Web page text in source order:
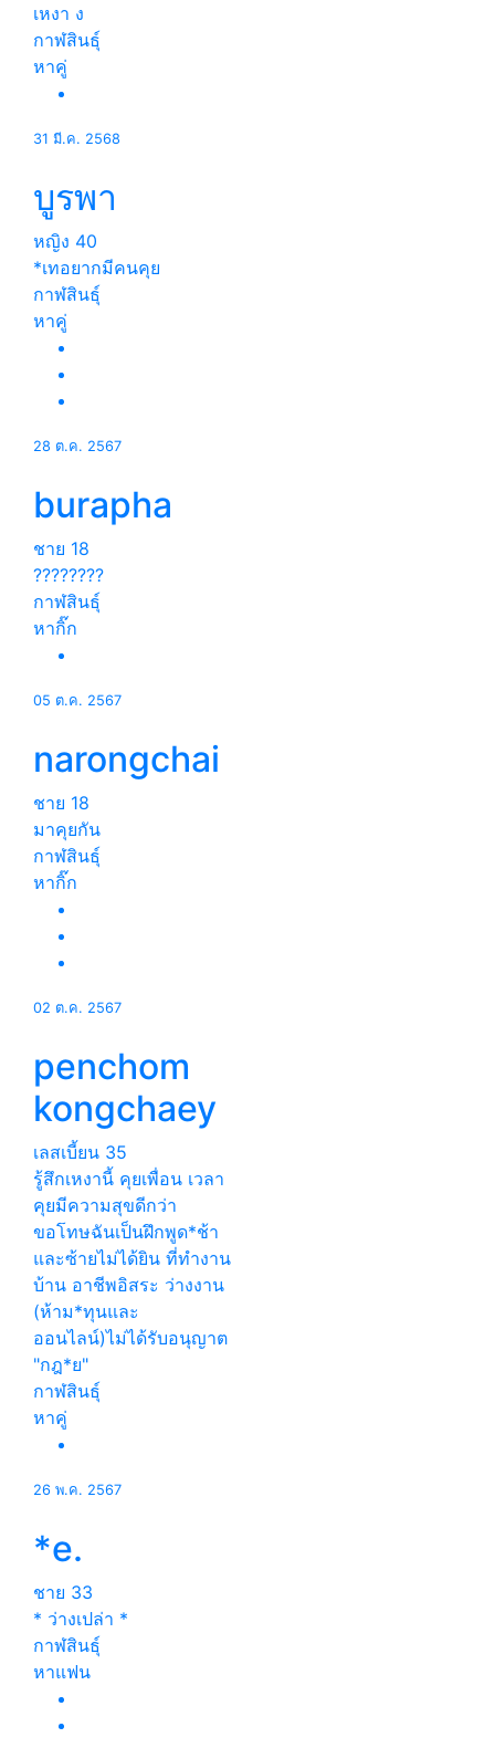
เหงา ง
กาฬสินธุ์
หาคู่
31 มี.ค. 2568
บูรพา
หญิง 40
*เทอยากมีคนคุย
กาฬสินธุ์
หาคู่
28 ต.ค. 2567
burapha
ชาย 18
????????
กาฬสินธุ์
หากิ๊ก
05 ต.ค. 2567
narongchai
ชาย 18
มาคุยกัน
กาฬสินธุ์
หากิ๊ก
02 ต.ค. 2567
penchom
kongchaey
เลสเบี้ยน 35
รู้สึกเหงานี้ คุยเพื่อน เวลา
คุยมีความสุขดีกว่า
ขอโทษฉันเป็นฝึกพูด*ช้า
และซ้ายไม่ได้ยิน ที่ทำงาน
บ้าน อาชีพอิสระ ว่างงาน
(ห้าม*ทุนและ
ออนไลน์)ไม่ได้รับอนุญาต
"กฎ*ย"
กาฬสินธุ์
หาคู่
26 พ.ค. 2567
*e.
ชาย 33
* ว่างเปล่า *
กาฬสินธุ์
หาแฟน